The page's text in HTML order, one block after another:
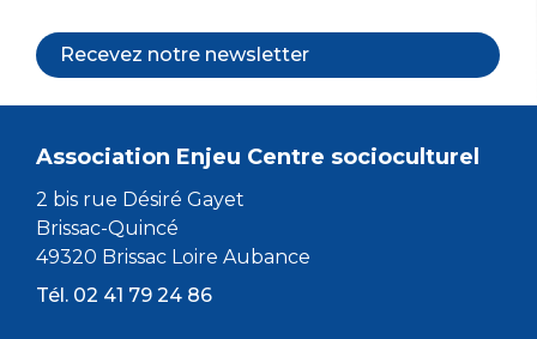
Recevez notre newsletter
Association Enjeu Centre socioculturel
2 bis rue Désiré Gayet
Brissac-Quincé
49320 Brissac Loire Aubance
Tél. 02 41 79 24 86